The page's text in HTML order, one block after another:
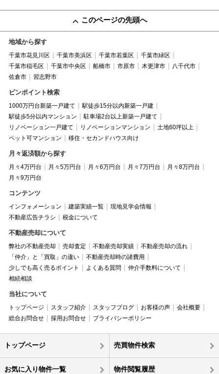
このページの先頭へ
地域から探す
千葉市花見川区 千葉市美浜区 千葉市若葉区
千葉市緑区
千葉市稲毛区
千葉市中央区 船橋市 市原市 木更津市
八千代市
佐倉市
習志野市
ピンポイント検索
1000万円台新築一戸建て
駅徒歩15分以内新築一戸建
駅徒歩5分以内マンション
駐車場2台以上新築一戸建て
リノベーション一戸建て
リノベーションマンション
土地60坪以上
ペット可マンション
移住・セカンドハウス向け
月々返済額から探す
月々4万円台 月々5万円台 月々6万円台 月々7万円台
月々8万円台
月々9万円台
コンテンツ
インフォメーション 建築実績一覧
現地見学会情報
不動産広告チラシ
税金について
不動産売却について
弊社の不動産売却 売却査定 不動産売却実績
不動産売却の流れ
「仲介」と「買取」の違い
不動産売却時の諸費用
少しでも高く売るポイント
よくある質問
仲介手数料について
相続相談
当社について
トップページ スタッフ紹介 スタッフブログ お客様の声
会社概要
総合お問合せ
採用お問合せ プライバシーポリシー
トップページ 売買物件検索
お気に入り物件一覧 物件閲覧履歴